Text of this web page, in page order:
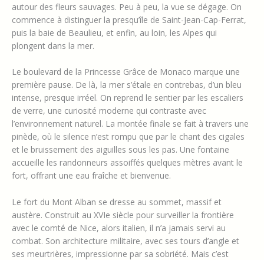
autour des fleurs sauvages. Peu à peu, la vue se dégage. On
commence à distinguer la presqu’île de Saint-Jean-Cap-Ferrat,
puis la baie de Beaulieu, et enfin, au loin, les Alpes qui
plongent dans la mer.
Le boulevard de la Princesse Grâce de Monaco marque une
première pause. De là, la mer s’étale en contrebas, d’un bleu
intense, presque irréel. On reprend le sentier par les escaliers
de verre, une curiosité moderne qui contraste avec
l’environnement naturel. La montée finale se fait à travers une
pinède, où le silence n’est rompu que par le chant des cigales
et le bruissement des aiguilles sous les pas. Une fontaine
accueille les randonneurs assoiffés quelques mètres avant le
fort, offrant une eau fraîche et bienvenue.
Le fort du Mont Alban se dresse au sommet, massif et
austère. Construit au XVIe siècle pour surveiller la frontière
avec le comté de Nice, alors italien, il n’a jamais servi au
combat. Son architecture militaire, avec ses tours d’angle et
ses meurtrières, impressionne par sa sobriété. Mais c’est